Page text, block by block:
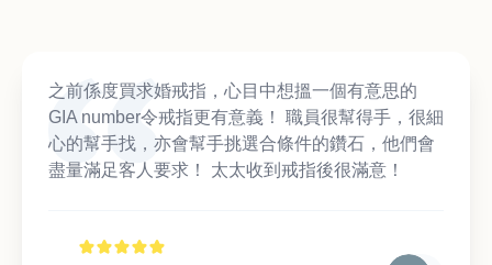
之前係度買求婚戒指，心目中想搵一個有意思的
GIA number令戒指更有意義！ 職員很幫得手，很細
心的幫手找，亦會幫手挑選合條件的鑽石，他們會
盡量滿足客人要求！ 太太收到戒指後很滿意！